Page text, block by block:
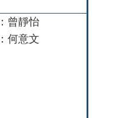
曾靜怡
何意文